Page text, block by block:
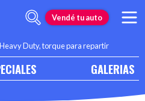
Vendé tu auto
Duty, torque para repartir
GALERIAS